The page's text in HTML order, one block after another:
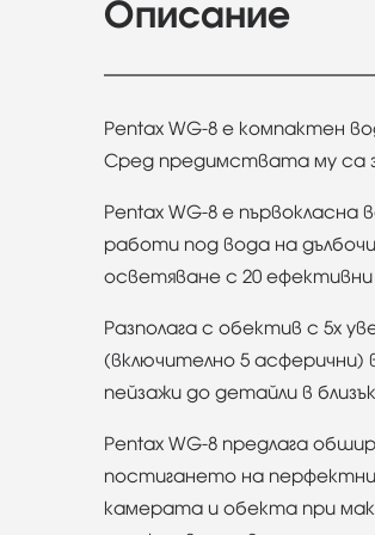
Описание
Pentax WG-8 е компактен
Сред предимствата му са
Pentax WG-8 е
работи под вода на
осветяване с 20
Разполага с обектив с 5x
(включително 5 асферични)
пейзажи до детайли в
Pentax WG-8 предлага
постигането на
камерата и обекта при